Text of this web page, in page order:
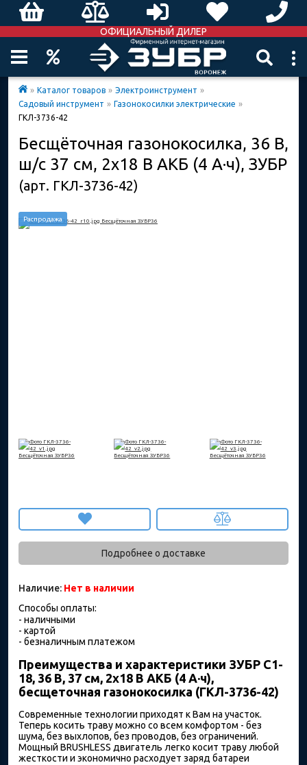
ОФИЦИАЛЬНЫЙ ДИЛЕР
» Каталог товаров » Электроинструмент »
Садовый инструмент » Газонокосилки электрические »
ГКЛ-3736-42
Бесщёточная газонокосилка, 36 В,
ш/с 37 см, 2х18 В АКБ (4 А·ч), ЗУБР
(арт. ГКЛ-3736-42)
Распродажа
Подробнее о доставке
Наличие: Нет в наличии
Способы оплаты:
- наличными
- картой
- безналичным платежом
Преимущества и характеристики ЗУБР С1-
18, 36 В, 37 см, 2х18 В АКБ (4 А·ч),
бесщеточная газонокосилка (ГКЛ-3736-42)
Современные технологии приходят к Вам на участок.
Теперь косить траву можно со всем комфортом - без
шума, без выхлопов, без проводов, без ограничений.
Мощный BRUSHLESS двигатель легко косит траву любой
жесткости и экономично расходует заряд батареи